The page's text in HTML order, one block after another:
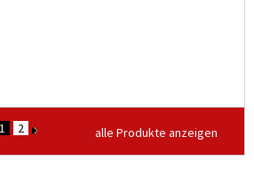
1 2 alle Produkte anzeigen